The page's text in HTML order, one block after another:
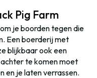
Pig Farm
je boorden tegen die
Een boerderij met
blijkbaar ook een
achter te komen moet
en je laten verrassen.